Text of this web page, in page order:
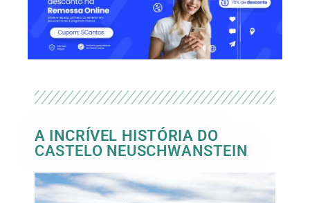
A INCRÍVEL HISTÓRIA DO
CASTELO NEUSCHWANSTEIN